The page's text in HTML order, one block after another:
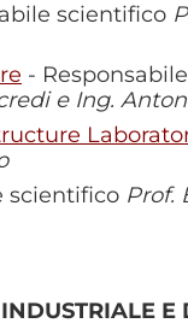
scientifico
-
e Ing.
scientifico Prof.
E